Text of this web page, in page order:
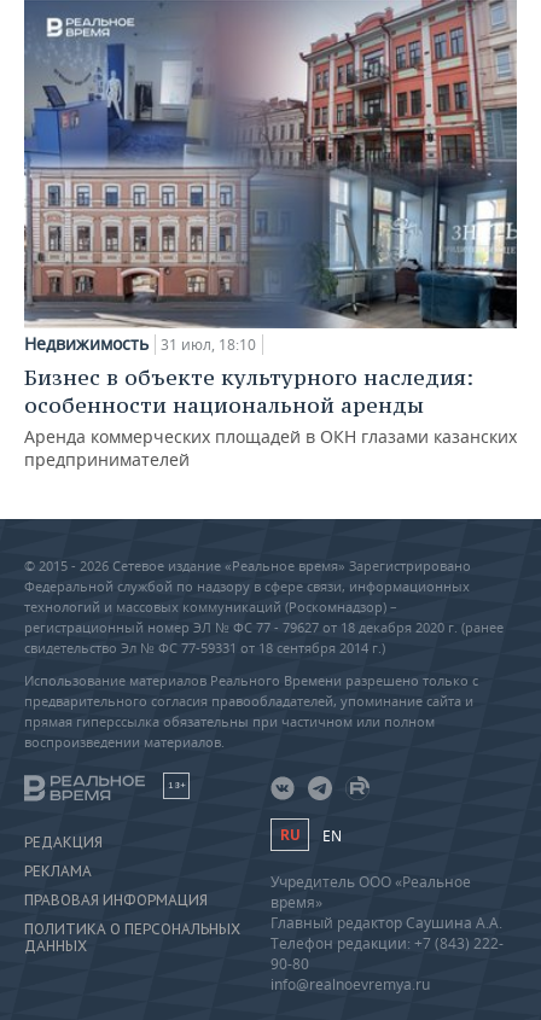
Недвижимость 31 июл, 18:10
Бизнес в объекте культурного наследия:
особенности национальной аренды
Аренда коммерческих площадей в ОКН глазами казанских
предпринимателей
© 2015 - 2026 Сетевое издание «Реальное время» Зарегистрировано
Федеральной службой по надзору в сфере связи, информационных
технологий и массовых коммуникаций (Роскомнадзор) –
регистрационный номер ЭЛ № ФС 77 - 79627 от 18 декабря 2020 г. (ранее
свидетельство Эл № ФС 77-59331 от 18 сентября 2014 г.)
Использование материалов Реального Времени разрешено только с
предварительного согласия правообладателей, упоминание сайта и
прямая гиперссылка обязательны при частичном или полном
воспроизведении материалов.
18+
РЕДАКЦИЯ
РЕКЛАМА
ПРАВОВАЯ ИНФОРМАЦИЯ
ПОЛИТИКА О ПЕРСОНАЛЬНЫХ
ДАННЫХ
RU EN
Учредитель ООО «Реальное
время»
Главный редактор Саушина А.А.
Телефон редакции: +7 (843) 222-
90-80
info@realnoevremya.ru